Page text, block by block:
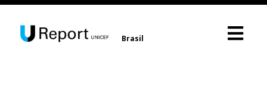
Brasil